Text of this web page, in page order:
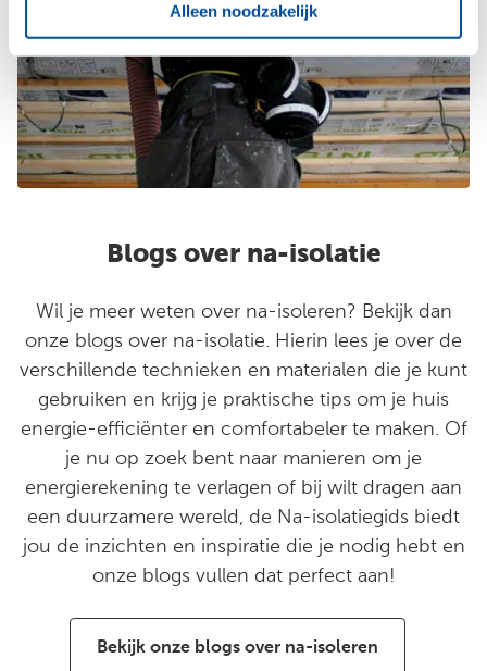
Alleen noodzakelijk
Blogs over na-isolatie
Wil je meer weten over na-isoleren? Bekijk dan
onze blogs over na-isolatie. Hierin lees je over de
verschillende technieken en materialen die je kunt
gebruiken en krijg je praktische tips om je huis
energie-efficiënter en comfortabeler te maken. Of
je nu op zoek bent naar manieren om je
energierekening te verlagen of bij wilt dragen aan
een duurzamere wereld, de Na-isolatiegids biedt
jou de inzichten en inspiratie die je nodig hebt en
onze blogs vullen dat perfect aan!
Bekijk onze blogs over na-isoleren